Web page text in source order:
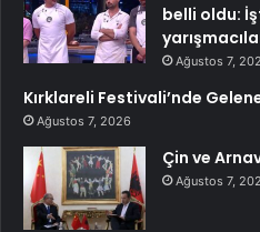
belli oldu:
Ağustos 7,
Kırklareli Festivali’nde
Ağustos 7, 2026
Çin ve
Ağustos 7,